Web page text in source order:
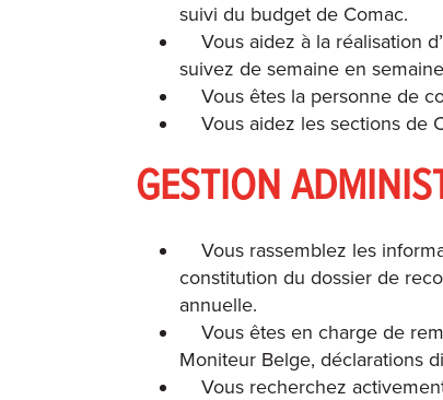
suivi du budget de Comac.
Vous aidez à la réalisation
suivez de semaine en
Vous êtes la personne de
Vous aidez les sections de
GESTION
Vous rassemblez les
constitution du dossier de
annuelle.
Vous êtes en charge de
Moniteur Belge, déclarations
Vous recherchez